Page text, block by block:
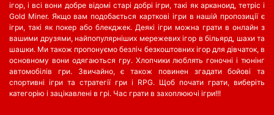
ігор, і всі вони добре відомі старі добрі ігри, такі як арканоид, тетріс і
Gold Miner. Якщо вам подобається карткові ігри в нашій пропозиції є
ігри, такі як покер або блекджек. Деякі ігри можна грати в онлайн з
вашими друзями, найпопулярніших мережевих ігор в більярд, шахи та
шашки. Ми також пропонуємо безліч безкоштовних ігор для дівчаток, в
основному вони одягаються гру. Хлопчики люблять гоночні і тюнінг
автомобілів гри. Звичайно, є також повинен згадати бойові та
спортивні ігри та стратегії гри і RPG. Щоб почати грати, виберіть
категорію і зацікавлені в грі. Час грати в захоплюючі ігри!!!